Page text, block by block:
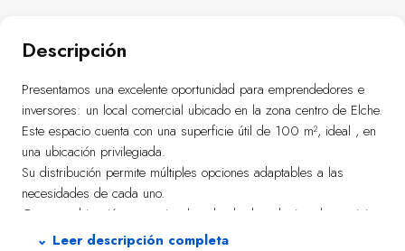
Descripción
Presentamos una excelente oportunidad para emprendedores e
inversores: un local comercial ubicado en la zona centro de Elche.
Este espacio cuenta con una superficie útil de 100 m², ideal , en
una ubicación privilegiada.
Su distribución permite múltiples opciones adaptables a las
necesidades de cada uno.
Con una ubicación excepcional, rodeado de todo tipo de servicios
y ocio.
⌄ Leer descripción completa